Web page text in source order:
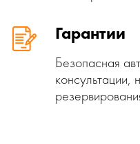
Гарантии
Безопасная
консультации,